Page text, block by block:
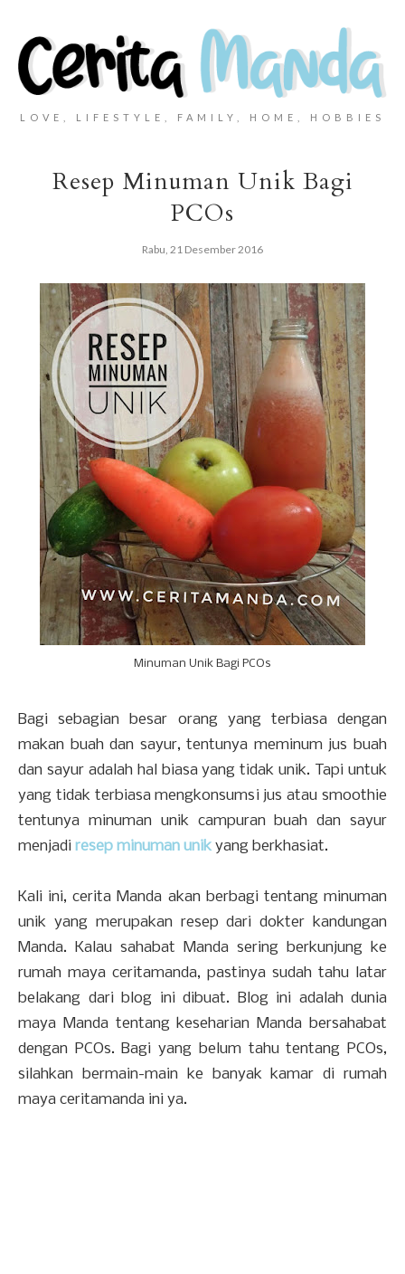
LOVE, LIFESTYLE, FAMILY, HOME, HOBBIES
Resep Minuman Unik Bagi
PCOs
Rabu, 21 Desember 2016
Minuman Unik Bagi PCOs
Bagi sebagian besar orang yang terbiasa dengan
makan buah dan sayur, tentunya meminum jus buah
dan sayur adalah hal biasa yang tidak unik. Tapi untuk
yang tidak terbiasa mengkonsumsi jus atau smoothie
tentunya minuman unik campuran buah dan sayur
menjadi resep minuman unik yang berkhasiat.
Kali ini, cerita Manda akan berbagi tentang minuman
unik yang merupakan resep dari dokter kandungan
Manda. Kalau sahabat Manda sering berkunjung ke
rumah maya ceritamanda, pastinya sudah tahu latar
belakang dari blog ini dibuat. Blog ini adalah dunia
maya Manda tentang keseharian Manda bersahabat
dengan PCOs. Bagi yang belum tahu tentang PCOs,
silahkan bermain-main ke banyak kamar di rumah
maya ceritamanda ini ya.